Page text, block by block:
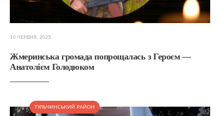
10 ЧЕРВНЯ, 2025
Жмеринська громада попрощалась з Героєм —
Анатолієм Голодюком
ТУЛЬЧИНСЬКИЙ РАЙОН